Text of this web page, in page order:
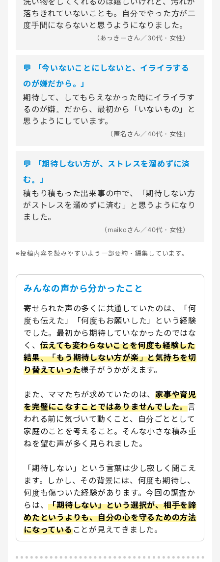
落ちきれていないことも。自分でやった方が二
度手間にならないと思うようになりました。
（あっきーさん／30代・女性）
💬 「今いないことにしないと、イライラする
のが嫌だから。」
期待して、してもらえなかった時にイライラす
るのが嫌。だから、最初から「いないもの」と
思うようにしています。
（匿名さん／40代・女性）
💬 「期待しない方が、ストレスを溜めずに済
む。」
積もり積もった出来事の中で、「期待しない方
がストレスを溜めずに済む」と思うようになり
ました。
（maikoさん／40代・女性）
※投稿内容を読みやすいよう一部要約・編集しています。
みんなの声から分かったこと
寄せられた声の多くに共通していたのは、「何
度も伝えた」「何度もお願いした」という経験
でした。最初から期待していなかったのではな
く、 伝えても変わらないことを何度も経験した
結果、「もう期待しない方が楽」と気持ちを切
り替えていった様子がうかがえます。
また、ママたちが求めていたのは、 家事や育児
を完璧にこなすことではありませんでした。言
われる前に気づいて動くこと、自分ごととして
家庭のことを考えること。そんな小さな積み重
ねを望む声が多く見られました。
「期待しない」という言葉は少し寂しく聞こえ
ます。しかし、その背景には、何度も期待し、
何度も傷ついた経験があります。今回の調査か
らは、「期待しない」という選択が、相手を諦
めたというよりも、自分の心を守るための方法
になっていることが見えてきました。